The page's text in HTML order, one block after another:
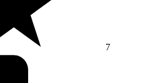
7